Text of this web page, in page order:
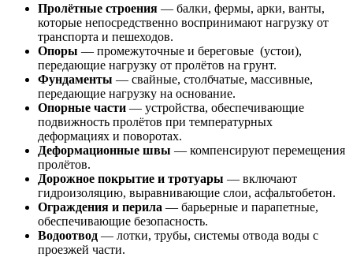
Пролётные строения — балки, фермы, арки, ванты,
которые непосредственно воспринимают нагрузку от
транспорта и пешеходов.
Опоры — промежуточные и береговые (устои),
передающие нагрузку от пролётов на грунт.
Фундаменты — свайные, столбчатые, массивные,
передающие нагрузку на основание.
Опорные части — устройства, обеспечивающие
подвижность пролётов при температурных
деформациях и поворотах.
Деформационные швы — компенсируют перемещения
пролётов.
Дорожное покрытие и тротуары — включают
гидроизоляцию, выравнивающие слои, асфальтобетон.
Ограждения и перила — барьерные и парапетные,
обеспечивающие безопасность.
Водоотвод — лотки, трубы, системы отвода воды с
проезжей части.